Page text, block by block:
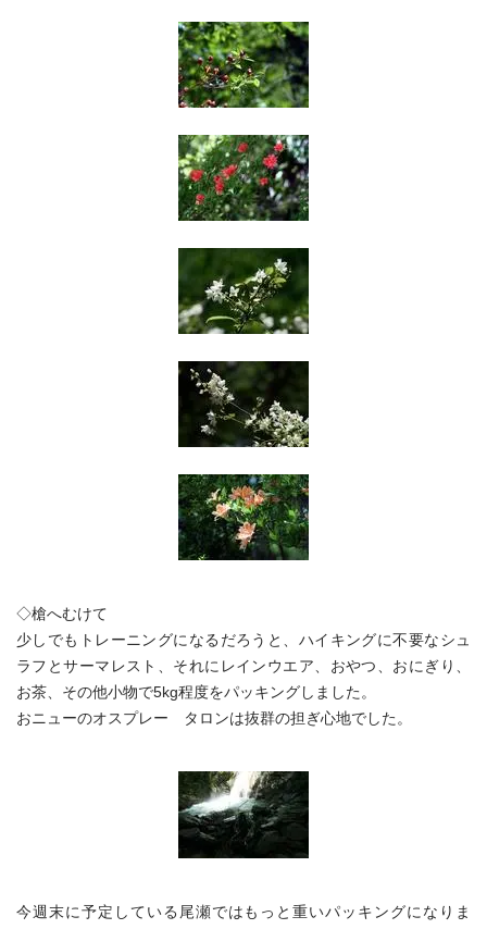
◇槍へむけて
少しでもトレーニングになるだろうと、ハイキングに不要なシュ
ラフとサーマレスト、それにレインウエア、おやつ、おにぎり、
お茶、その他小物で5kg程度をパッキングしました。
おニューのオスプレー タロンは抜群の担ぎ心地でした。
今週末に予定している尾瀬ではもっと重いパッキングになりま